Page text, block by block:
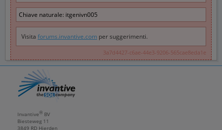
Chiave naturale: itgenivn005
Visita forums.invantive.com per suggerimenti.
3a7d4427-c6ae-44e3-9206-565cae8eda1e
Invantive® BV
Biesteweg 11
3849 RD Hierden